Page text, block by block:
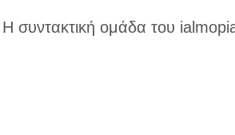
συντακτική ομάδα του